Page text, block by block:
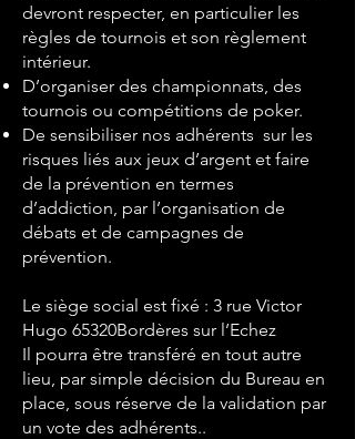
devront respecter, en particulier les
règles de tournois et son règlement
intérieur.
D’organiser des championnats, des
tournois ou compétitions de poker.
De sensibiliser nos adhérents sur les
risques liés aux jeux d’argent et faire
de la prévention en termes
d’addiction, par l’organisation de
débats et de campagnes de
prévention.
Le siège social est fixé : 3 rue Victor
Hugo 65320Bordères sur l’Echez
Il pourra être transféré en tout autre
lieu, par simple décision du Bureau en
place, sous réserve de la validation par
un vote des adhérents..